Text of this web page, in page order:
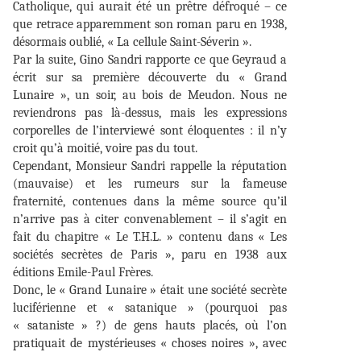
Catholique, qui aurait été un prêtre défroqué – ce
que retrace apparemment son roman paru en 1938,
désormais oublié, « La cellule Saint-Séverin ».
Par la suite, Gino Sandri rapporte ce que Geyraud a
écrit sur sa première découverte du « Grand
Lunaire », un soir, au bois de Meudon. Nous ne
reviendrons pas là-dessus, mais les expressions
corporelles de l’interviewé sont éloquentes : il n’y
croit qu’à moitié, voire pas du tout.
Cependant, Monsieur Sandri rappelle la réputation
(mauvaise) et les rumeurs sur la fameuse
fraternité, contenues dans la même source qu’il
n’arrive pas à citer convenablement – il s’agit en
fait du chapitre « Le T.H.L. » contenu dans « Les
sociétés secrètes de Paris », paru en 1938 aux
éditions Emile-Paul Frères.
Donc, le « Grand Lunaire » était une société secrète
luciférienne et « satanique » (pourquoi pas
« sataniste » ?) de gens hauts placés, où l’on
pratiquait de mystérieuses « choses noires », avec